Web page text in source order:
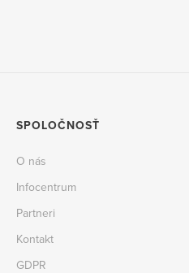
SPOLOČNOSŤ
O nás
Infocentrum
Partneri
Kontakt
GDPR